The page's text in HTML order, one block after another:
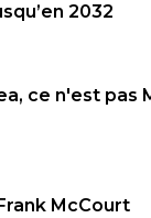
2032
ce n'est pas
McCourt